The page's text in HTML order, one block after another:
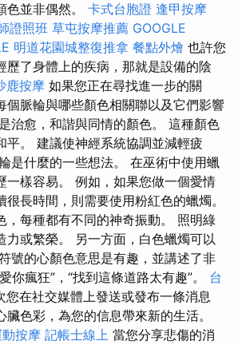
色並非偶然。 卡式台胞證 逢甲按摩
證照班 草屯按摩推薦 GOOGLE
明道花園城整復推拿 餐點外燴 也許您
歷了身體上的疾病，那就是設備的陰
鹿按摩 如果您正在尋找進一步的關
個脈輪與哪些顏色相關聯以及它們影響
治愈，和諧與同情的顏色。 這種顏色
平。 建議使神經系統協調並減輕疲
是什麼的一些想法。 在巫術中使用蠟
一樣容易。 例如，如果您做一個愛情
很長時間，則需要使用粉紅色的蠟燭。
，每種都有不同的神奇振動。 照明綠
力或繁榮。 另一方面，白色蠟燭可以
號的心顏色意思是有趣，並講述了非
你瘋狂”，“找到這條道路太有趣”。 台
您在社交媒體上發送或發布一條消息
色彩，為您的信息帶來新的生活。
按摩 記帳士線上 當您分享悲傷的消